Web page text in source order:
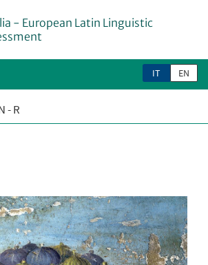
- European Latin Linguistic
IT EN
- R